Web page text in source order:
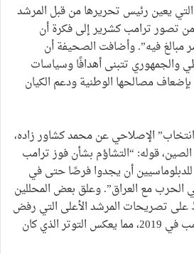
التي يعين رئيس تحريرها من قبل المرشد
من تصور ترامب كشرير إلى فكرة أن
مبالغ فيه”. وأضافت الصحيفة أن
والجمهوري تتبنى أهدافًا وسياسات
مصالحها الوطنية ودعم الكيان
الإصلاحي عن محمد كشاور زاده،
الصين، قوله: “التشاؤم بشأن فوز ترامب
أن يجدوا فرصًا حتى في
الحرب مع العراق”. وعلق بعض المحللين
على تصريحات المرشد الأعلى التي رفض
فيها إرسال رسائل إلى ترامب في 2019، مما يعكس التوتر الذي كان